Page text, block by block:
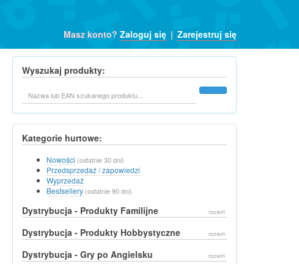
Masz konto? Zaloguj się | Zarejestruj się
Wyszukaj produkty:
Kategorie hurtowe:
Nowości (ostatnie 30 dni)
Przedsprzedaż / zapowiedzi
Wyprzedaż
Bestsellery (ostatnie 90 dni)
Dystrybucja - Produkty Familijne rozwiń
Dystrybucja - Produkty Hobbystyczne rozwiń
Dystrybucja - Gry po Angielsku rozwiń